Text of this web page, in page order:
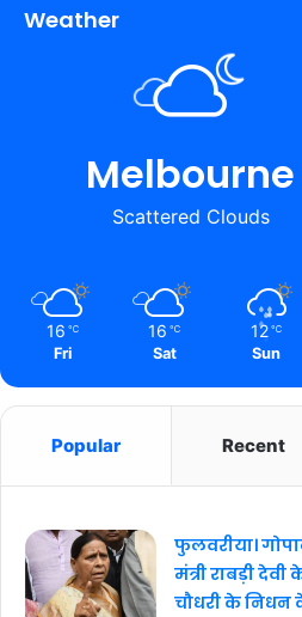
Weather
Melbourne
Scattered Clouds
16 ℃
Fri
16 ℃
Sat
12 ℃
Sun
Popular Recent
फुलवरीया।
मंत्री राबड़ी
चौधरी के निधन